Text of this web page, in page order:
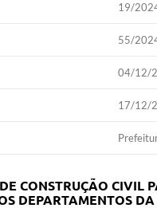
19/
55/
04/12/
17/12/
CONSTRUÇÃO CIVIL
DEPARTAMENTOS